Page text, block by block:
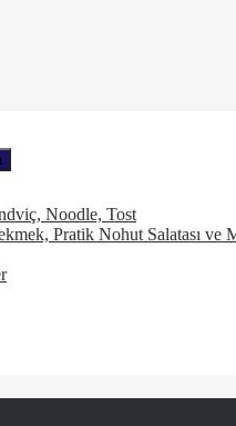
Noodle, Tost
Pratik Nohut Salatası ve